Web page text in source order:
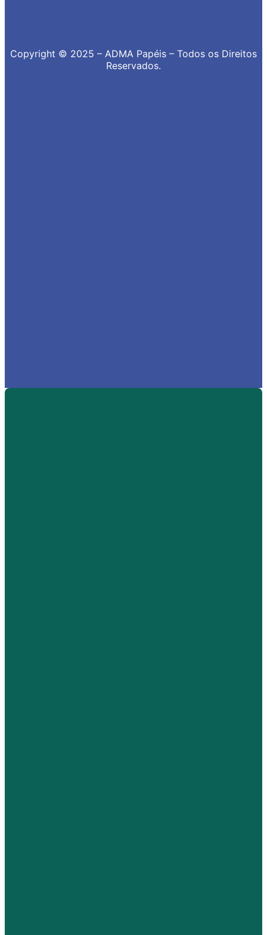
Copyright © 2025 – ADMA Papéis – Todos os Direitos
Reservados.